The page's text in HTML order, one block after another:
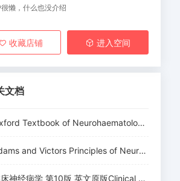
懒，什么也没介绍
收藏店铺 进入空间
文档
of Neurohaematology (Oxford Textbooks in -- Tracy Batchelor, Joshua P_ Klein, AndrÃ©s JosÃ© MarÃ_a -- PS, 2024 -- Oxford University -- 9780198884903 -- d312b565fd72b1122f8057101952a15c -- Anna’s Arc.pdf
Principles of Neurology, 12th Edition -- Allan H_ Ropper, Martin A_ Samuels, Joshua P_ Klein, Sashank -- 12ª ed, México D_F, 2023 -- 9781264264520 -- 16e59b445cd364df3243acc4ab68e72a -- Anna’s A.pdf
10版 英文原版Clinical neurology -- Roger P_ Simon David A_ Greenberg Michael Jeffrey Aminoff -- Tenth, 2018 -- McGraw-Hill -- 9781259861727 -- 7018b9f20ac0d10561ef074ca67932e5 -- Anna’s Archive.pdf